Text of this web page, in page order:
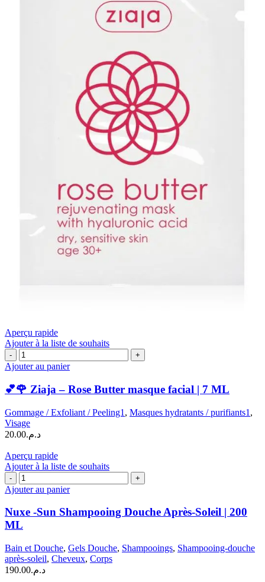
Aperçu rapide
Ajouter à la liste de souhaits
quantité
de
🌹
Ziaja
Rose
Butter
masque
|
7
ML
Ajouter au panier
💕🌹 Ziaja – Rose Butter masque facial | 7 ML
Gommage / Exfoliant / Peeling1 , Masques hydratants / purifiants1 ,
Visage
د.م.20.00
Aperçu rapide
Ajouter à la liste de souhaits
quantité
de
-
Sun
Shampooing
Après-
Soleil
|
Ajouter au panier
Nuxe -Sun Shampooing Douche Après-Soleil | 200
ML
Bain et Douche, Gels Douche, Shampooings, Shampooing-douche
après-soleil, Cheveux, Corps
د.م.190.00